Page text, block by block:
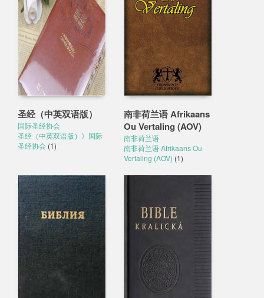
圣经（中英双语版）
国际圣经协会
圣经（中英双语版）》国际
圣经协会 (1)
南非荷兰语 Afrikaans
Ou Vertaling (AOV)
南非荷兰语
南非荷兰语 Afrikaans Ou
Vertaling (AOV) (1)